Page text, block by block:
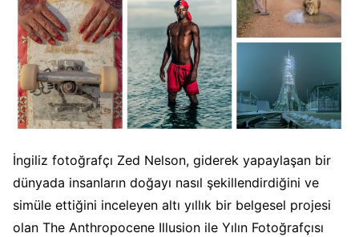
İngiliz fotoğrafçı Zed Nelson, giderek yapaylaşan bir
dünyada insanların doğayı nasıl şekillendirdiğini ve
simüle ettiğini inceleyen altı yıllık bir belgesel projesi
olan The Anthropocene Illusion ile Yılın Fotoğrafçısı